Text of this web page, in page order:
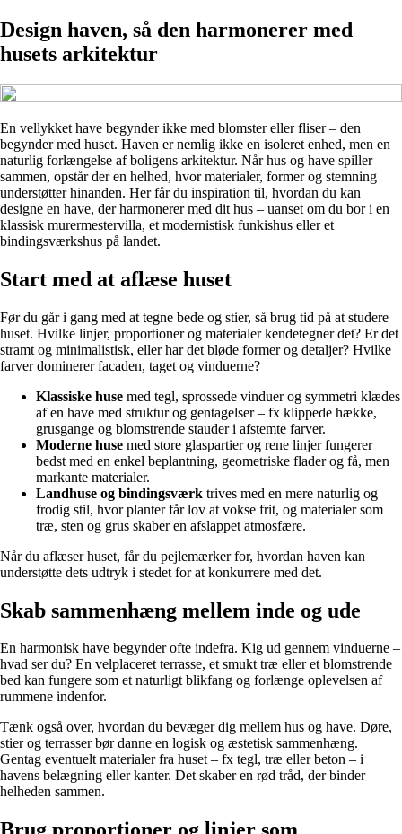
Design haven, så den harmonerer med
husets arkitektur
En vellykket have begynder ikke med blomster eller fliser – den
begynder med huset. Haven er nemlig ikke en isoleret enhed, men en
naturlig forlængelse af boligens arkitektur. Når hus og have spiller
sammen, opstår der en helhed, hvor materialer, former og stemning
understøtter hinanden. Her får du inspiration til, hvordan du kan
designe en have, der harmonerer med dit hus – uanset om du bor i en
klassisk murermestervilla, et modernistisk funkishus eller et
bindingsværkshus på landet.
Start med at aflæse huset
Før du går i gang med at tegne bede og stier, så brug tid på at studere
huset. Hvilke linjer, proportioner og materialer kendetegner det? Er det
stramt og minimalistisk, eller har det bløde former og detaljer? Hvilke
farver dominerer facaden, taget og vinduerne?
Klassiske huse med tegl, sprossede vinduer og symmetri klædes
af en have med struktur og gentagelser – fx klippede hække,
grusgange og blomstrende stauder i afstemte farver.
Moderne huse med store glaspartier og rene linjer fungerer
bedst med en enkel beplantning, geometriske flader og få, men
markante materialer.
Landhuse og bindingsværk trives med en mere naturlig og
frodig stil, hvor planter får lov at vokse frit, og materialer som
træ, sten og grus skaber en afslappet atmosfære.
Når du aflæser huset, får du pejlemærker for, hvordan haven kan
understøtte dets udtryk i stedet for at konkurrere med det.
Skab sammenhæng mellem inde og ude
En harmonisk have begynder ofte indefra. Kig ud gennem vinduerne –
hvad ser du? En velplaceret terrasse, et smukt træ eller et blomstrende
bed kan fungere som et naturligt blikfang og forlænge oplevelsen af
rummene indenfor.
Tænk også over, hvordan du bevæger dig mellem hus og have. Døre,
stier og terrasser bør danne en logisk og æstetisk sammenhæng.
Gentag eventuelt materialer fra huset – fx tegl, træ eller beton – i
havens belægning eller kanter. Det skaber en rød tråd, der binder
helheden sammen.